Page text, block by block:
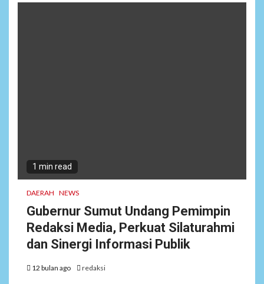
1 min read
DAERAH NEWS
Gubernur Sumut Undang Pemimpin
Redaksi Media, Perkuat Silaturahmi
dan Sinergi Informasi Publik
12 bulan ago redaksi